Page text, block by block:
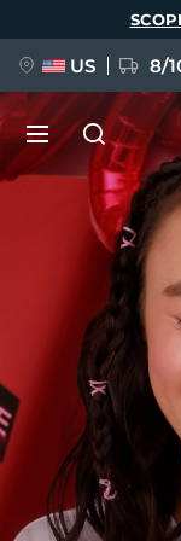
US 8/
NUOVO
FAQ™ Pure
BREAKING
issa™ Teeth
Lingua
English
Français
Polski
Türkçe